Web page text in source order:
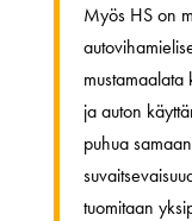
Myös HS on
ja auton
puhua
tuomitaan